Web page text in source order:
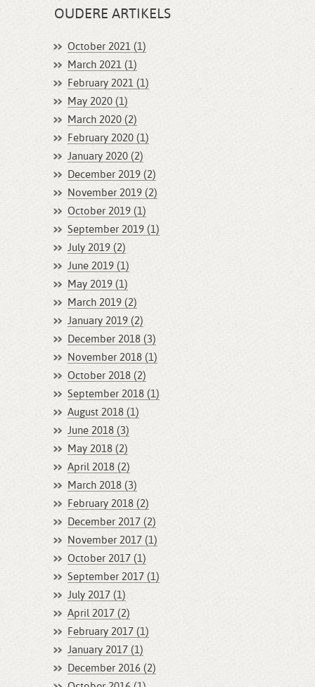
OUDERE ARTIKELS
October 2021 (1)
March 2021 (1)
February 2021 (1)
May 2020 (1)
March 2020 (2)
February 2020 (1)
January 2020 (2)
December 2019 (2)
November 2019 (2)
October 2019 (1)
September 2019 (1)
July 2019 (2)
June 2019 (1)
May 2019 (1)
March 2019 (2)
January 2019 (2)
December 2018 (3)
November 2018 (1)
October 2018 (2)
September 2018 (1)
August 2018 (1)
June 2018 (3)
May 2018 (2)
April 2018 (2)
March 2018 (3)
February 2018 (2)
December 2017 (2)
November 2017 (1)
October 2017 (1)
September 2017 (1)
July 2017 (1)
April 2017 (2)
February 2017 (1)
January 2017 (1)
December 2016 (2)